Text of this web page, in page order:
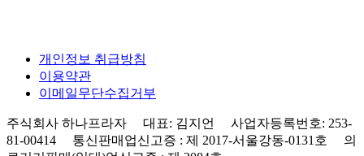
개인정보 취급방침
이용약관
이메일무단수집거부
주식회사 하나프라자 대표: 김지언 사업자등록번호: 253-
81-00414 통신판매업신고증 : 제 2017-서울강동-0131호 의